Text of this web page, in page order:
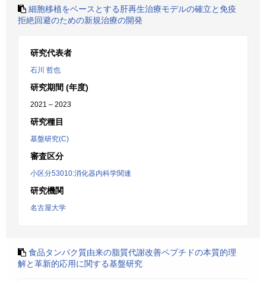
細胞移植をベースとする肝再生治療モデルの確立と免疫
拒絶回避のための新規治療の開発
研究代表者
石川 哲也
研究期間 (年度)
2021 – 2023
研究種目
基盤研究(C)
審査区分
小区分53010:消化器内科学関連
研究機関
名古屋大学
食品タンパク質由来の脂質代謝改善ペプチドの本質的理
解と革新的応用に関する基盤研究